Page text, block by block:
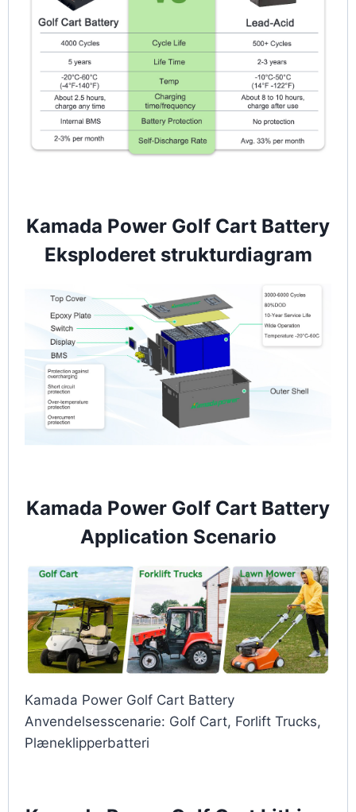
Kamada Power Golf Cart Battery
Eksploderet strukturdiagram
Kamada Power Golf Cart Battery
Application Scenario
Kamada Power Golf Cart Battery
Anvendelsesscenarie: Golf Cart, Forlift Trucks,
Plæneklipperbatteri